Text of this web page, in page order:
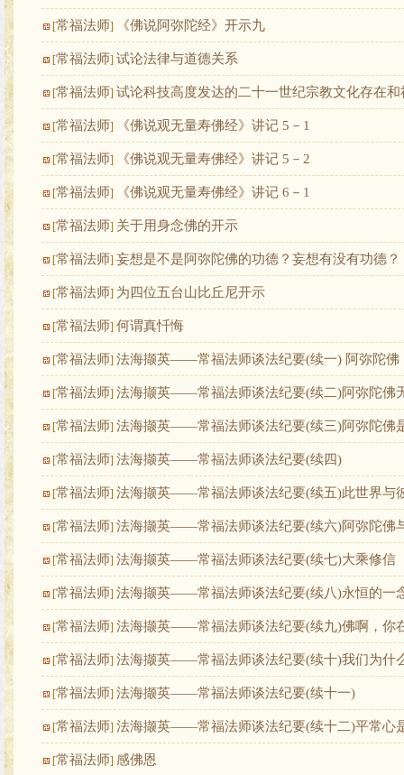
[常福法师] 《佛说阿弥陀经》开示九
[常福法师] 试论法律与道德关系
[常福法师] 试论科技高度发达的二十一世纪宗教文化存在和
[常福法师] 《佛说观无量寿佛经》讲记 5－1
[常福法师] 《佛说观无量寿佛经》讲记 5－2
[常福法师] 《佛说观无量寿佛经》讲记 6－1
[常福法师] 关于用身念佛的开示
[常福法师] 妄想是不是阿弥陀佛的功德？妄想有没有功德？
[常福法师] 为四位五台山比丘尼开示
[常福法师] 何谓真忏悔
[常福法师] 法海撷英——常福法师谈法纪要(续一) 阿弥陀佛
[常福法师] 法海撷英——常福法师谈法纪要(续二)阿弥陀佛
[常福法师] 法海撷英——常福法师谈法纪要(续三)阿弥陀佛
[常福法师] 法海撷英——常福法师谈法纪要(续四)
[常福法师] 法海撷英——常福法师谈法纪要(续五)此世界与
[常福法师] 法海撷英——常福法师谈法纪要(续六)阿弥陀佛
[常福法师] 法海撷英——常福法师谈法纪要(续七)大乘修信
[常福法师] 法海撷英——常福法师谈法纪要(续八)永恒的一
[常福法师] 法海撷英——常福法师谈法纪要(续九)佛啊，你
[常福法师] 法海撷英——常福法师谈法纪要(续十)我们为什
[常福法师] 法海撷英——常福法师谈法纪要(续十一)
[常福法师] 法海撷英——常福法师谈法纪要(续十二)平常心
[常福法师] 感佛恩